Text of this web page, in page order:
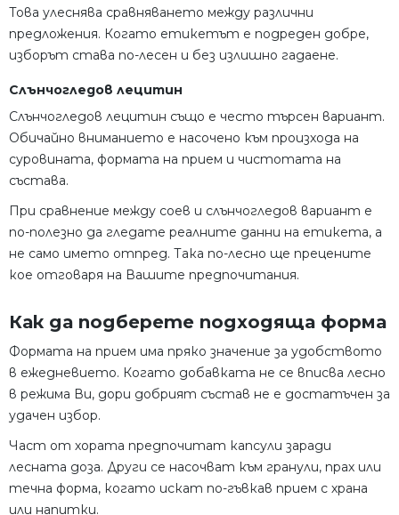
Това улеснява сравняването между различни
предложения. Когато етикетът е подреден добре,
изборът става по-лесен и без излишно гадаене.
Слънчогледов лецитин
Слънчогледов лецитин също е често търсен вариант.
Обичайно вниманието е насочено към произхода на
суровината, формата на прием и чистотата на
състава.
При сравнение между соев и слънчогледов вариант е
по-полезно да гледате реалните данни на етикета, а
не само името отпред. Така по-лесно ще прецените
кое отговаря на Вашите предпочитания.
Как да подберете подходяща форма
Формата на прием има пряко значение за удобството
в ежедневието. Когато добавката не се вписва лесно
в режима Ви, дори добрият състав не е достатъчен за
удачен избор.
Част от хората предпочитат капсули заради
лесната доза. Други се насочват към гранули, прах или
течна форма, когато искат по-гъвкав прием с храна
или напитки.